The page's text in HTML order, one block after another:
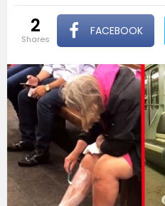
2
shares
FACEBOOK